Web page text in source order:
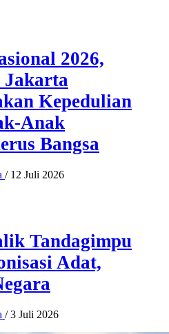
2026,
Kepedulian
Anak
Bangsa
/ 12 Juli 2026
Tandagimpu
Adat,
/ 3 Juli 2026